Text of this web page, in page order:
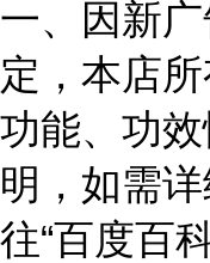
一、因新
定，本店
功能、功
明，如需
往“百度百